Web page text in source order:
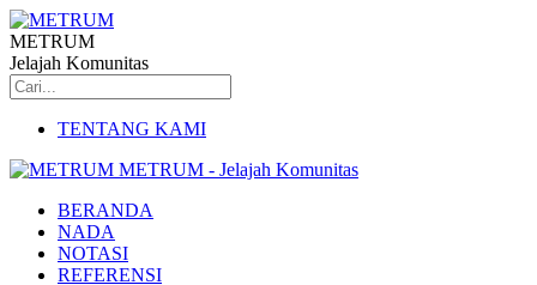
METRUM
Jelajah Komunitas
TENTANG KAMI
METRUM - Jelajah Komunitas
BERANDA
NADA
NOTASI
REFERENSI